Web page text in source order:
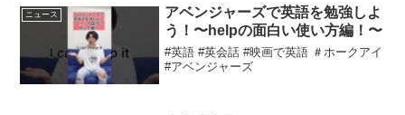
ニュース
アベンジャーズで英語を勉強しよ
う！〜helpの面白い使い方編！〜
#英語 #英会話 #映画で英語 ＃ホークアイ
#アベンジャーズ